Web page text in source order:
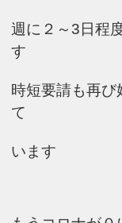
週に２～3日程
す
時短要請も再び
て
います